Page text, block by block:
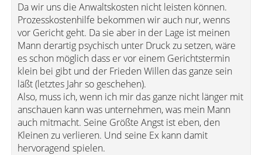
Da wir uns die Anwaltskosten nicht leisten können.
Prozesskostenhilfe bekommen wir auch nur, wenns
vor Gericht geht. Da sie aber in der Lage ist meinen
Mann derartig psychisch unter Druck zu setzen, wäre
es schon möglich dass er vor einem Gerichtstermin
klein bei gibt und der Frieden Willen das ganze sein
läßt (letztes Jahr so geschehen).
Also, muss ich, wenn ich mir das ganze nicht länger mit
anschauen kann was unternehmen, was mein Mann
auch mitmacht. Seine Größte Angst ist eben, den
Kleinen zu verlieren. Und seine Ex kann damit
hervoragend spielen.